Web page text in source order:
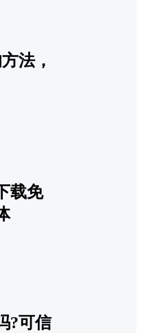
法，
载免
?可信